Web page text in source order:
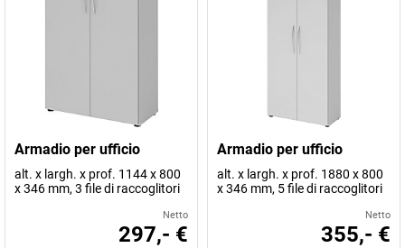
Armadio per ufficio
alt. x largh. x prof. 1144 x 800
x 346 mm, 3 file di raccoglitori
Netto
297,- €
Armadio per ufficio
alt. x largh. x prof. 1880 x 800
x 346 mm, 5 file di raccoglitori
Netto
355,- €